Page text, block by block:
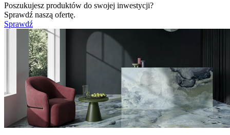
Poszukujesz produktów do swojej inwestycji?
Sprawdź naszą ofertę.
Sprawdź